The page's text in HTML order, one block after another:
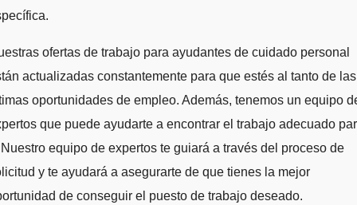
ofertas de trabajo para ayudantes de cuidado personal
actualizadas constantemente para que estés al tanto de las
oportunidades de empleo. Además, tenemos un equipo
que puede ayudarte a encontrar el trabajo adecuado
equipo de expertos te guiará a través del proceso de
y te ayudará a asegurarte de que tienes la mejor
de conseguir el puesto de trabajo deseado.